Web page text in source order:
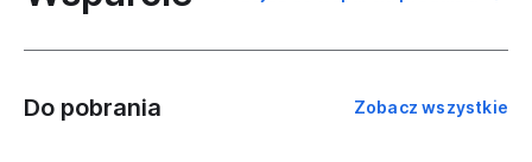
Do pobrania Zobacz wszystkie